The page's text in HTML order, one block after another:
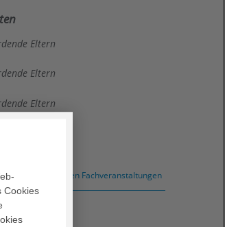
Eltern
Eltern
Eltern
zu weiteren Fachveranstaltungen
Cookies